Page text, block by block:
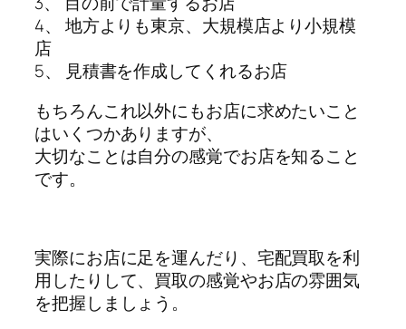
4、 地方よりも東京、大規模店より小規模
店
5、 見積書を作成してくれるお店
もちろんこれ以外にもお店に求めたいこと
はいくつかありますが、
大切なことは自分の感覚でお店を知ること
です。
実際にお店に足を運んだり、宅配買取を利
用したりして、買取の感覚やお店の雰囲気
を把握しましょう。